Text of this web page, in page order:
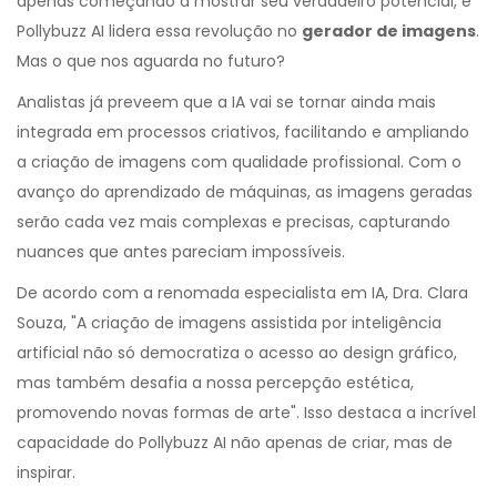
Pollybuzz AI lidera essa revolução no gerador de imagens.
Mas o que nos aguarda no futuro?
Analistas já preveem que a IA vai se tornar ainda mais
integrada em processos criativos, facilitando e ampliando
a criação de imagens com qualidade profissional. Com o
avanço do aprendizado de máquinas, as imagens geradas
serão cada vez mais complexas e precisas, capturando
nuances que antes pareciam impossíveis.
De acordo com a renomada especialista em IA, Dra. Clara
Souza, "A criação de imagens assistida por inteligência
artificial não só democratiza o acesso ao design gráfico,
mas também desafia a nossa percepção estética,
promovendo novas formas de arte". Isso destaca a incrível
capacidade do Pollybuzz AI não apenas de criar, mas de
inspirar.